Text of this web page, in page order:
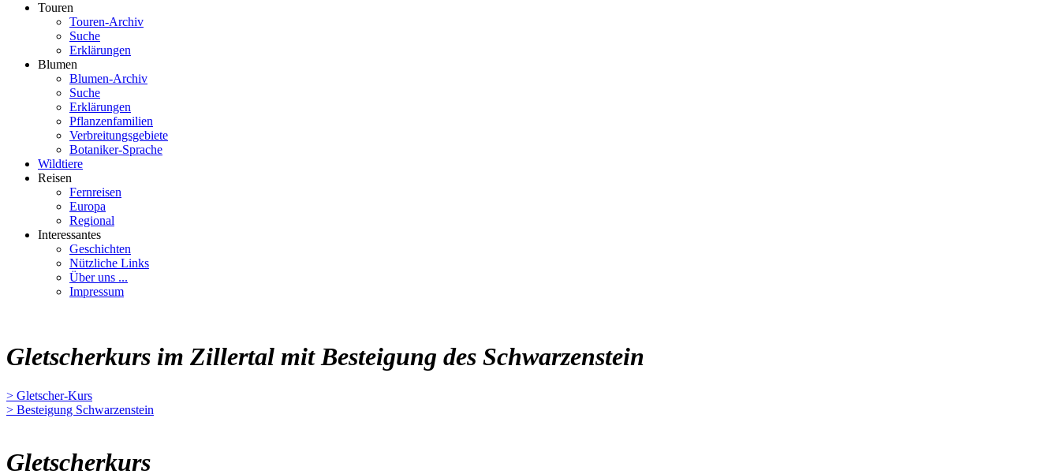
Touren
Touren-Archiv
Suche
Erklärungen
Blumen
Blumen-Archiv
Suche
Erklärungen
Pflanzenfamilien
Verbreitungsgebiete
Botaniker-Sprache
Wildtiere
Reisen
Fernreisen
Europa
Regional
Interessantes
Geschichten
Nützliche Links
Über uns ...
Impressum
Gletscherkurs im Zillertal mit Besteigung des Schwarzenstein
> Gletscher-Kurs
> Besteigung Schwarzenstein
Gletscherkurs